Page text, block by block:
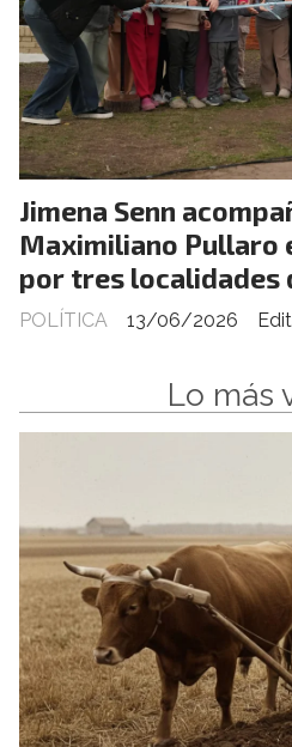
Jimena Senn
Maximiliano Pullaro
por tres localidades
POLÍTICA 13/06/2026
Lo más